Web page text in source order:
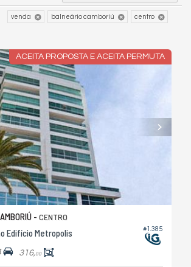
venda balneário camboriú centro
ACEITA PROPOSTA E ACEITA PERMUTA
#1.385
- CENTRO
Edifício Metropolis
316,00